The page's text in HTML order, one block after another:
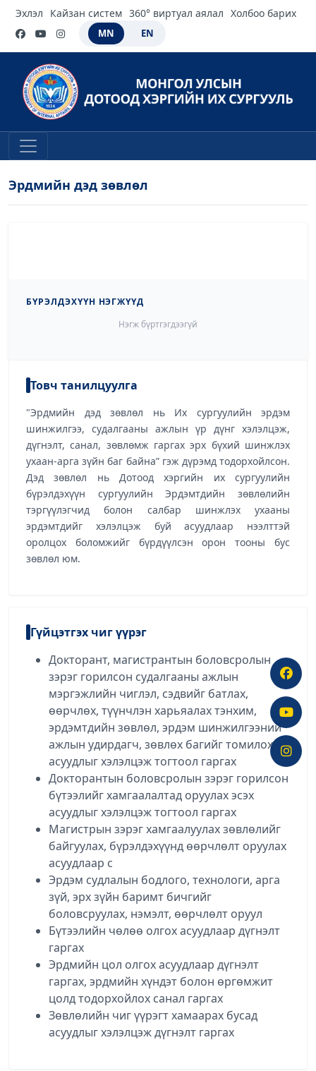
Эхлэл Кайзан систем 360° виртуал аялал Холбоо барих
MN EN
Эрдмийн дэд зөвлөл
БҮРЭЛДЭХҮҮН НЭГЖҮҮД
Нэгж бүртгэгдээгүй
Товч танилцуулга
"Эрдмийн дэд зөвлөл нь Их сургуулийн эрдэм
шинжилгээ, судалгааны ажлын үр дүнг хэлэлцэж,
дүгнэлт, санал, зөвлөмж гаргах эрх бүхий шинжлэх
ухаан-арга зүйн баг байна” гэж дүрэмд тодорхойлсон.
Дэд зөвлөл нь Дотоод хэргийн их сургуулийн
бүрэлдэхүүн сургуулийн Эрдэмтдийн зөвлөлийн
тэргүүлэгчид болон салбар шинжлэх ухааны
эрдэмтдийг хэлэлцэж буй асуудлаар нээлттэй
оролцох боломжийг бүрдүүлсэн орон тооны бус
зөвлөл юм.
Гүйцэтгэх чиг үүрэг
Докторант, магистрантын боловсролын
зэрэг горилсон судалгааны ажлын
мэргэжлийн чиглэл, сэдвийг батлах,
өөрчлөх, түүнчлэн харьяалах тэнхим,
эрдэмтдийн зөвлөл, эрдэм шинжилгээний
ажлын удирдагч, зөвлөх багийг томилох
асуудлыг хэлэлцэж тогтоол гаргах
Докторантын боловсролын зэрэг горилсон
бүтээлийг хамгаалалтад оруулах эсэх
асуудлыг хэлэлцэж тогтоол гаргах
Магистрын зэрэг хамгаалуулах зөвлөлийг
байгуулах, бүрэлдэхүүнд өөрчлөлт оруулах
асуудлаар с
Эрдэм судлалын бодлого, технологи, арга
зүй, эрх зүйн баримт бичгийг
боловсруулах, нэмэлт, өөрчлөлт оруул
Бүтээлийн чөлөө олгох асуудлаар дүгнэлт
гаргах
Эрдмийн цол олгох асуудлаар дүгнэлт
гаргах, эрдмийн хүндэт болон өргөмжит
цолд тодорхойлох санал гаргах
Зөвлөлийн чиг үүрэгт хамаарах бусад
асуудлыг хэлэлцэж дүгнэлт гаргах